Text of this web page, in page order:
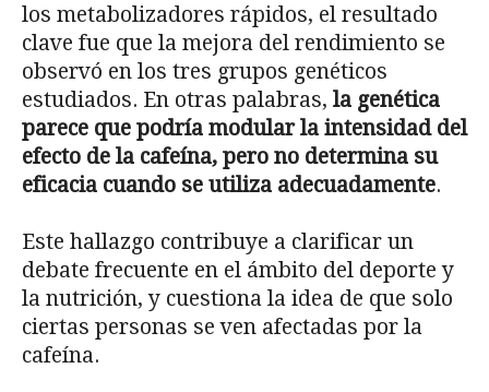
los metabolizadores rápidos, el resultado
clave fue que la mejora del rendimiento se
observó en los tres grupos genéticos
estudiados. En otras palabras, la genética
parece que podría modular la intensidad del
efecto de la cafeína, pero no determina su
eficacia cuando se utiliza adecuadamente.
Este hallazgo contribuye a clarificar un
debate frecuente en el ámbito del deporte y
la nutrición, y cuestiona la idea de que solo
ciertas personas se ven afectadas por la
cafeína.